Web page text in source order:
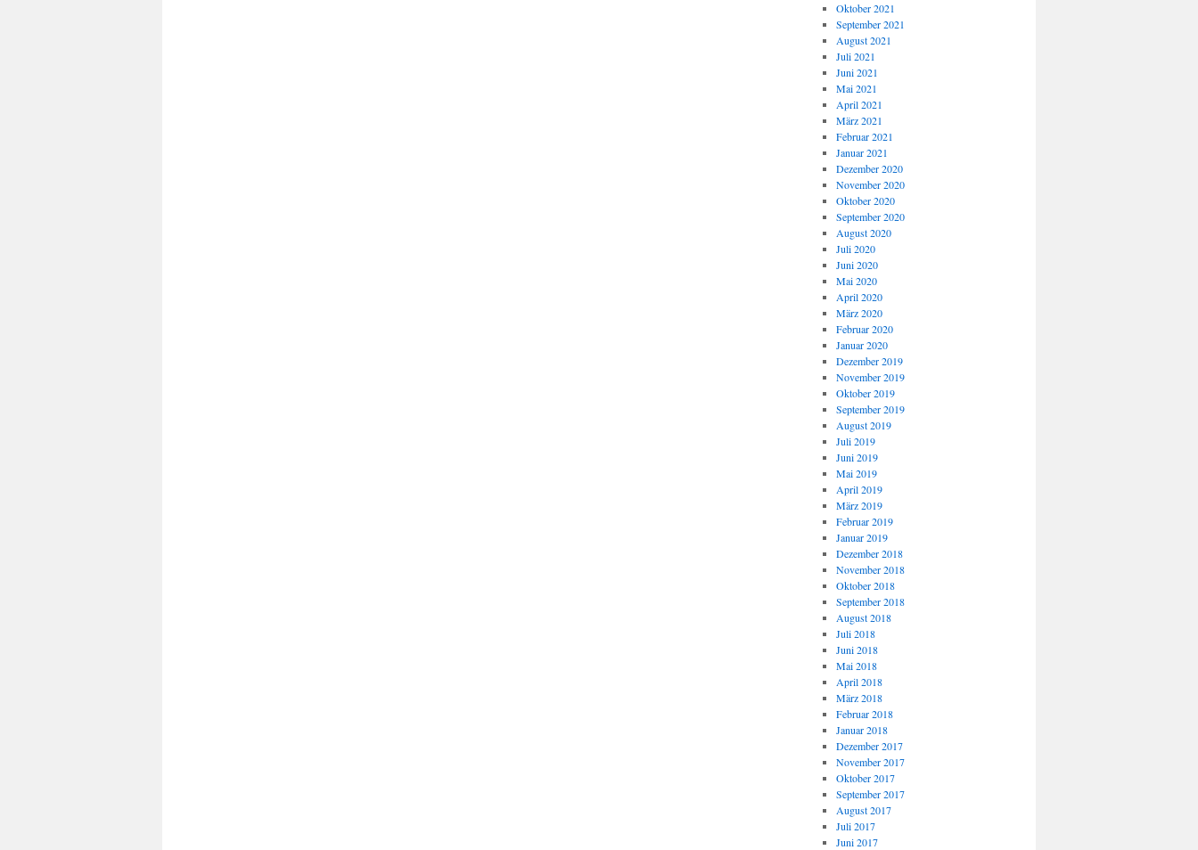
Oktober 2021
September 2021
August 2021
Juli 2021
Juni 2021
Mai 2021
April 2021
März 2021
Februar 2021
Januar 2021
Dezember 2020
November 2020
Oktober 2020
September 2020
August 2020
Juli 2020
Juni 2020
Mai 2020
April 2020
März 2020
Februar 2020
Januar 2020
Dezember 2019
November 2019
Oktober 2019
September 2019
August 2019
Juli 2019
Juni 2019
Mai 2019
April 2019
März 2019
Februar 2019
Januar 2019
Dezember 2018
November 2018
Oktober 2018
September 2018
August 2018
Juli 2018
Juni 2018
Mai 2018
April 2018
März 2018
Februar 2018
Januar 2018
Dezember 2017
November 2017
Oktober 2017
September 2017
August 2017
Juli 2017
Juni 2017